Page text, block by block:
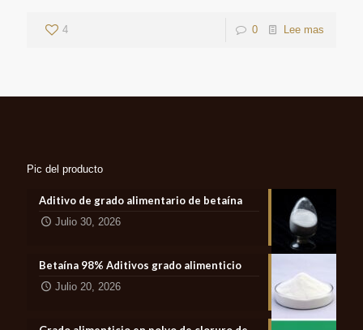
4 0 Lee mas
Pic del producto
Aditivo de grado alimentario de betaína
Julio 30, 2026
Betaína 98% Aditivos grado alimenticio
Julio 20, 2026